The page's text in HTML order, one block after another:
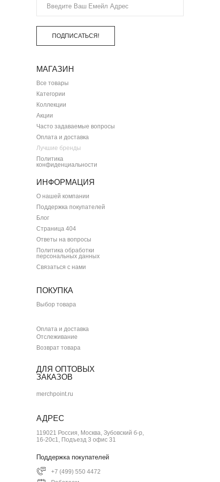
ПОДПИСАТЬСЯ!
МАГАЗИН
ИНФОРМАЦИЯ
ПОКУПКА
АДРЕС
Все товары
Категории
Коллекции
Акции
Часто задаваемые вопросы
Оплата и доставка
Лучшие бренды
Политика
конфиденциальности
О нашей компании
Поддержка покупателей
Блог
Страница 404
Ответы на вопросы
Политика обработки
персональных данных
Связаться с нами
Выбор товара
Оплата и доставка
Отслеживание
119021 Россия, Москва, Зубовский б-р,
16-20с1, Подъезд 3 офис 31
Поддержка покупателей
+7 (499) 550 4472
Возврат товара
ДЛЯ ОПТОВЫХ
ЗАКАЗОВ
merchpoint.ru